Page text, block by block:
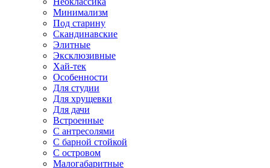
Минимализм
Под старину
Скандинавские
Элитные
Эксклюзивные
Хай-тек
Особенности
Для студии
Для хрущевки
Для дачи
Встроенные
С антресолями
С барной стойкой
С островом
Малогабаритные